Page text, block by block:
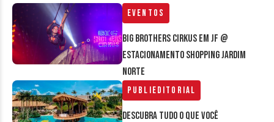
Eventos
Big Brothers Cirkus em JF @
estacionamento Shopping Jardim
Norte
Publieditorial
Descubra tudo o que você